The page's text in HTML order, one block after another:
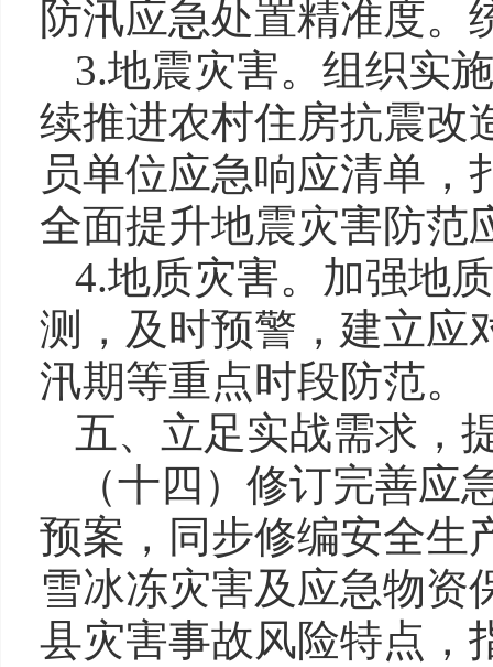
防汛应急处置精准度。
3.地震灾害。组织实
续推进农村住房抗震改
员单位应急响应清单，
全面提升地震灾害防范
4.地质灾害。加强地
测，及时预警，建立应
汛期等重点时段防范。
五、立足实战需求，
（十四）修订完善
预案，同步修编安全生
雪冰冻灾害及应急物资
县灾害事故风险特点，